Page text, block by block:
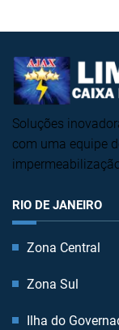
Soluções
com uma equipe
RIO DE JANEIRO
Zona Central
Zona Sul
Ilha do